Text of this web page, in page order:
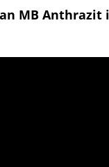
MB Anthrazit